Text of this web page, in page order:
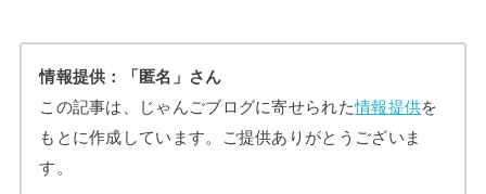
情報提供：「匿名」さん
この記事は、じゃんごブログに寄せられた情報提供を
もとに作成しています。ご提供ありがとうございま
す。